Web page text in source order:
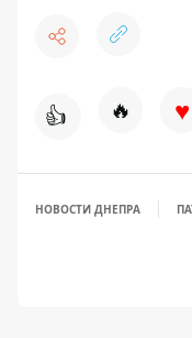
👍 🔥 ♥
НОВОСТИ ДНЕПРА